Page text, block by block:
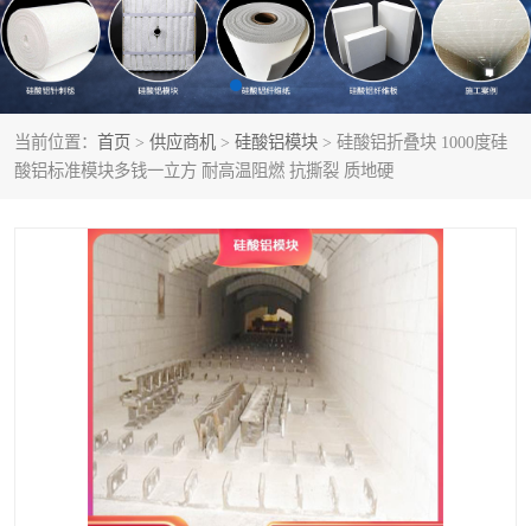
当前位置： 首页 > 供应商机 > 硅酸铝模块 > 硅酸铝折叠块 1000度硅
酸铝标准模块多钱一立方 耐高温阻燃 抗撕裂 质地硬
硅酸铝挡火板 高铝毯
含锆毯 硅酸铝折叠块
硅酸铝散棉 硅酸铝纤维毯
硅酸铝模块
硅酸铝板